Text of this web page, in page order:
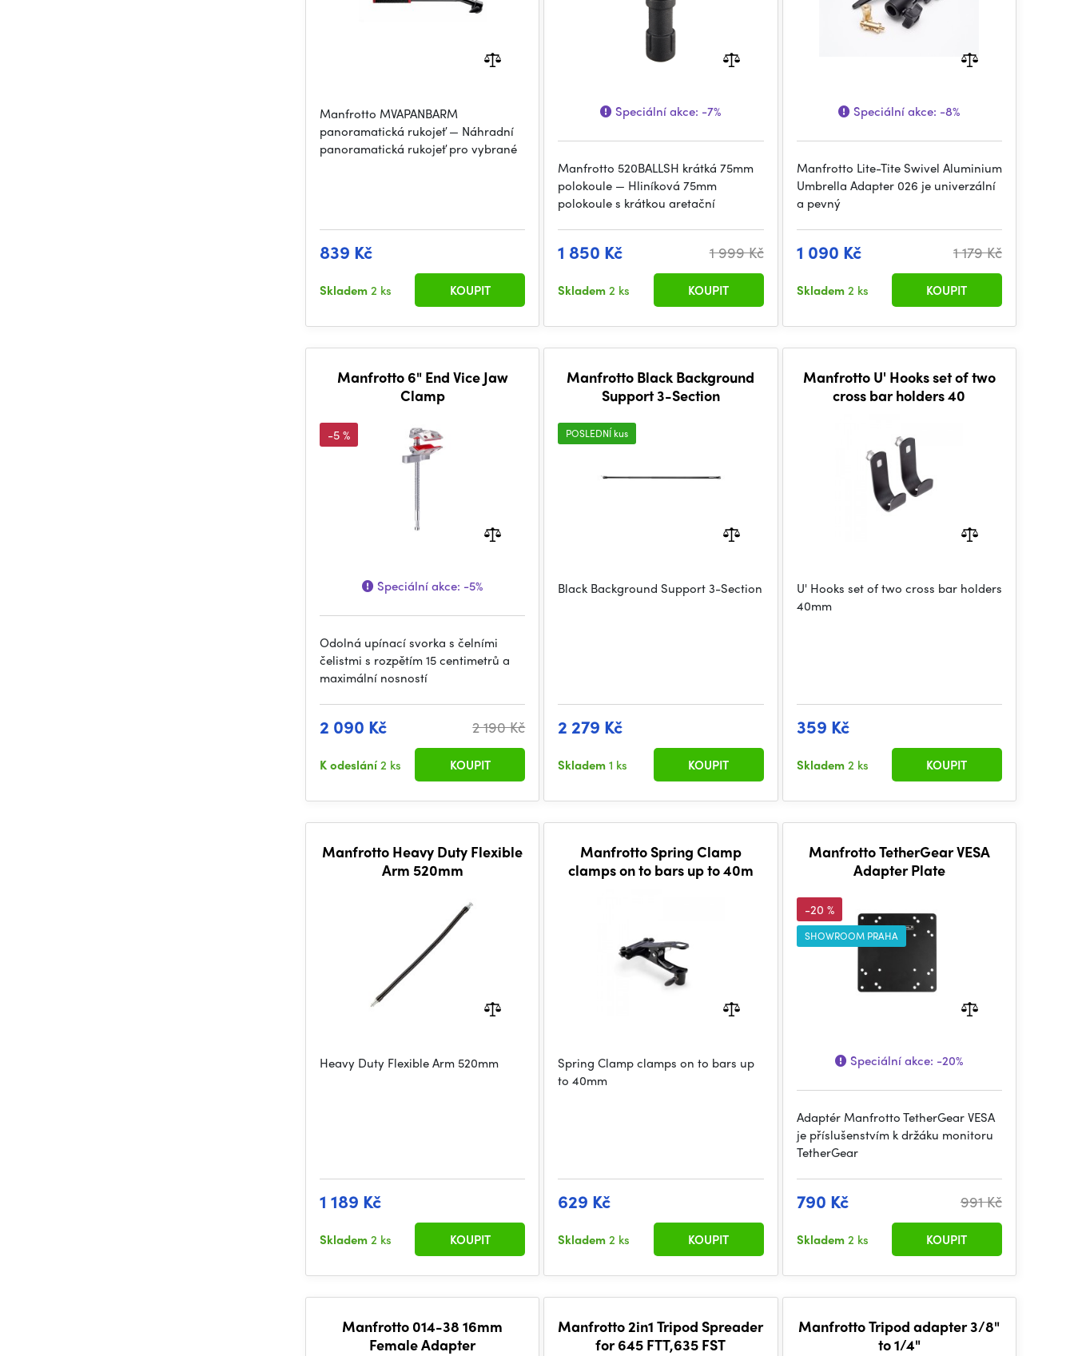
Manfrotto MVAPANBARM
panoramatická rukojeť — Náhradní
panoramatická rukojeť pro vybrané
839 Kč
Skladem2 ks KOUPIT
Speciální akce: -7%
Manfrotto 520BALLSH krátká 75mm
polokoule — Hliníková 75mm
polokoule s krátkou aretační
1 850 Kč 1 999 Kč
Skladem2 ks KOUPIT
Speciální akce: -8%
Manfrotto Lite-Tite Swivel Aluminium
Umbrella Adapter 026 je univerzální
a pevný
1 090 Kč 1 179 Kč
Skladem2 ks KOUPIT
Manfrotto 6" End Vice Jaw
Clamp
-5 %
Speciální akce: -5%
Odolná upínací svorka s čelními
čelistmi s rozpětím 15 centimetrů a
maximální nosností
2 090 Kč 2 190 Kč
K odeslání2 ks KOUPIT
Manfrotto Black Background
Support 3-Section
POSLEDNÍ kus
Black Background Support 3-Section
2 279 Kč
Skladem1 ks KOUPIT
Manfrotto U' Hooks set of two
cross bar holders 40
U' Hooks set of two cross bar holders
40mm
359 Kč
Skladem2 ks KOUPIT
Manfrotto Heavy Duty Flexible
Arm 520mm
Heavy Duty Flexible Arm 520mm
1 189 Kč
Skladem2 ks KOUPIT
Manfrotto Spring Clamp
clamps on to bars up to 40m
Spring Clamp clamps on to bars up
to 40mm
629 Kč
Skladem2 ks KOUPIT
Manfrotto TetherGear VESA
Adapter Plate
-20 %
SHOWROOM PRAHA
Speciální akce: -20%
Adaptér Manfrotto TetherGear VESA
je příslušenstvím k držáku monitoru
TetherGear
790 Kč 991 Kč
Skladem2 ks KOUPIT
Manfrotto 014-38 16mm
Female Adapter
Manfrotto 2in1 Tripod Spreader
for 645 FTT,635 FST
Manfrotto Tripod adapter 3/8"
to 1/4"